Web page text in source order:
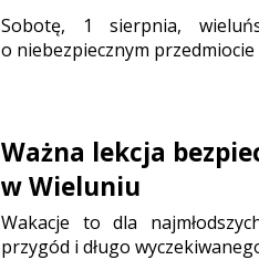
Sobotę, 1 sierpnia,
o niebezpiecznym
Ważna lekcja
w Wieluniu
Wakacje to dla
przygód i długo